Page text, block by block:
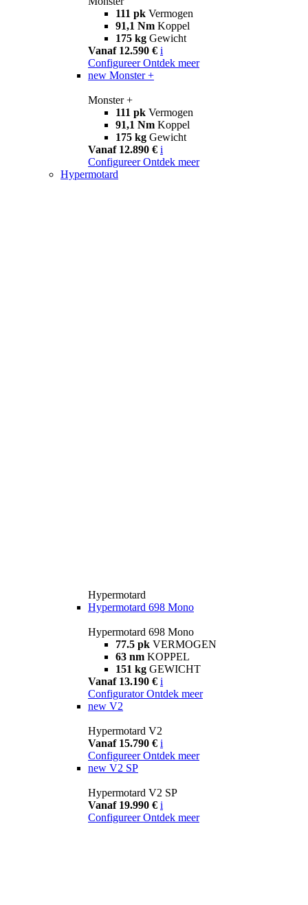
111 pk Vermogen
91,1 Nm Koppel
175 kg Gewicht
Vanaf 12.590 € i
Configureer Ontdek meer
new Monster +
Monster +
111 pk Vermogen
91,1 Nm Koppel
175 kg Gewicht
Vanaf 12.890 € i
Configureer Ontdek meer
Hypermotard
Hypermotard
Hypermotard 698 Mono
Hypermotard 698 Mono
77.5 pk VERMOGEN
63 nm KOPPEL
151 kg GEWICHT
Vanaf 13.190 € i
Configurator Ontdek meer
new V2
Hypermotard V2
Vanaf 15.790 € i
Configureer Ontdek meer
new V2 SP
Hypermotard V2 SP
Vanaf 19.990 € i
Configureer Ontdek meer